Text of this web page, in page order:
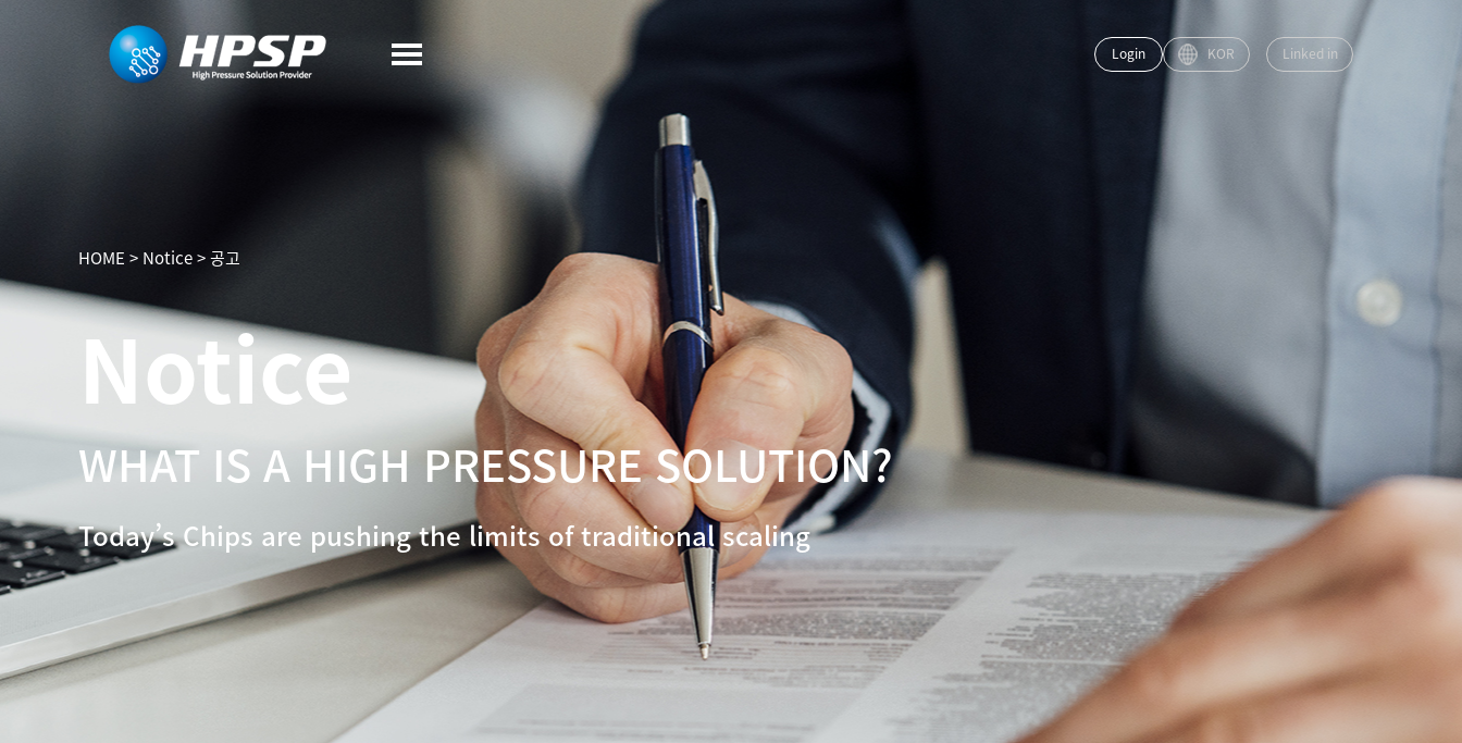
Login KOR Linked in
HOME > Notice>공고
Notice
WHAT IS A HIGH PRESSURE SOLUTION?
Today’s Chips are pushing the limits of traditional scaling